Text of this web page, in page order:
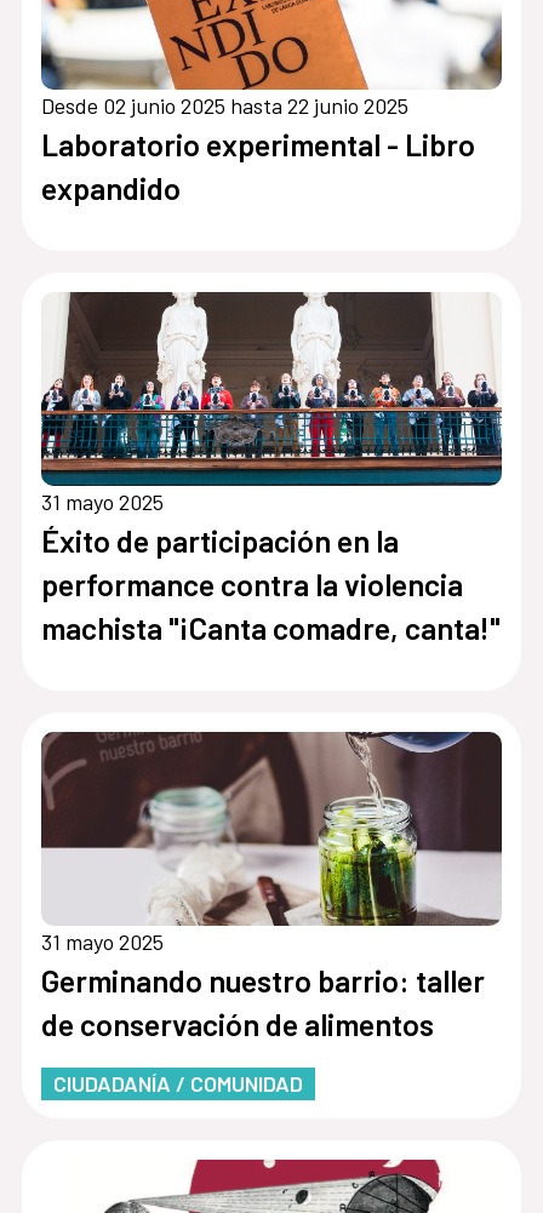
Desde 02 junio 2025 hasta 22 junio 2025
Laboratorio experimental - Libro
expandido
31 mayo 2025
Éxito de participación en la
performance contra la violencia
machista "¡Canta comadre, canta!"
31 mayo 2025
Germinando nuestro barrio: taller
de conservación de alimentos
CIUDADANÍA / COMUNIDAD